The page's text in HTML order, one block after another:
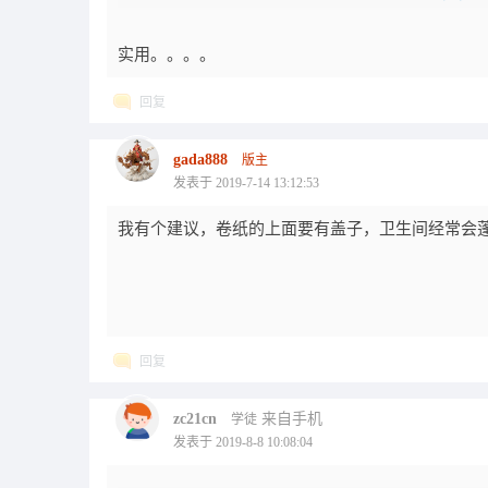
实用。。。。
回复
gada888
版主
发表于 2019-7-14 13:12:53
我有个建议，卷纸的上面要有盖子，卫生间经常会
回复
zc21cn 学徒 来自手机
发表于 2019-8-8 10:08:04